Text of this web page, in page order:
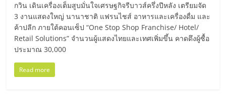
รน
ไชส์
พร้อม
ทำเล
กวิน เดินเครื่องเต็มสูบมั่นใจเศรษฐกิจรีบาวส์ครึ่งปีหลัง เตรียมจัด
3 งานแสดงใหญ่ นานาชาติ แฟรนไชส์ อาหารและเครื่องดื่ม และ
ค้าปลีก ภายใต้คอนเซ็ป “One Stop Shop Franchise/ Hotel/
Retail Solutions” จำนวนผู้แสดงไทยและเทศเพิ่มขึ้น คาดดึงผู้ซื้อ
ประมาณ 30,000
Read more